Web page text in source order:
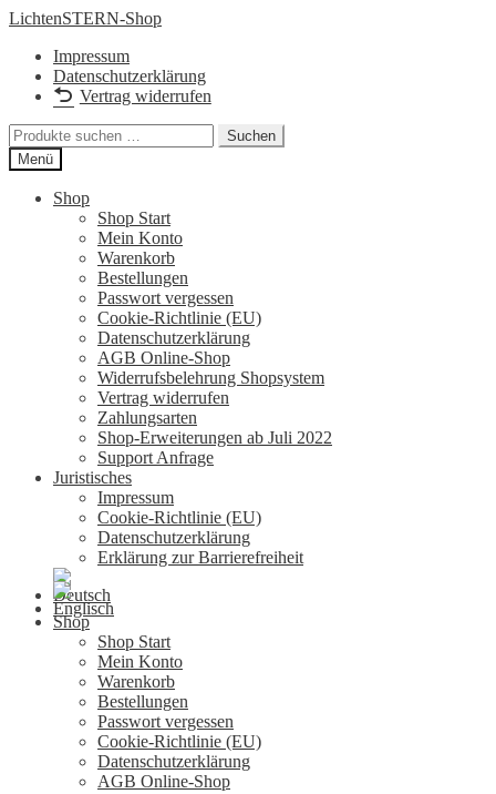
Zur
springen
Zum
springen
LichtenSTERN-Shop
Impressum
Datenschutzerklärung
Vertrag widerrufen
Suchen
nach:
Suchen
Menü
Shop
Shop Start
Mein Konto
Warenkorb
Bestellungen
Passwort vergessen
Cookie-Richtlinie (EU)
Datenschutzerklärung
AGB Online-Shop
Widerrufsbelehrung Shopsystem
Vertrag widerrufen
Zahlungsarten
Shop-Erweiterungen ab Juli 2022
Support Anfrage
Juristisches
Impressum
Cookie-Richtlinie (EU)
Datenschutzerklärung
Erklärung zur Barrierefreiheit
Shop
Shop Start
Mein Konto
Warenkorb
Bestellungen
Passwort vergessen
Cookie-Richtlinie (EU)
Datenschutzerklärung
AGB Online-Shop